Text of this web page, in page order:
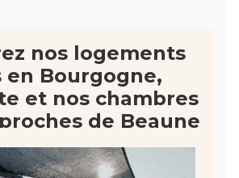
nos logements
en Bourgogne,
et nos chambres
de Beaune